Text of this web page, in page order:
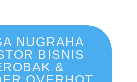
NUGRAHA
BISNIS
&